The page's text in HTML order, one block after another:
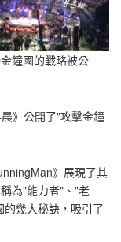
鐘國的戰略被公
》公開了"攻擊金鐘
》展現了其
為"能力者"、"老
幾大秘訣，吸引了